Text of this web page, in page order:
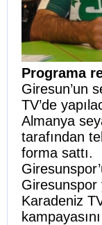
Programa
Giresun’un
TV’de
Almanya
tarafından
forma sattı.
Giresunspor
Karadeniz